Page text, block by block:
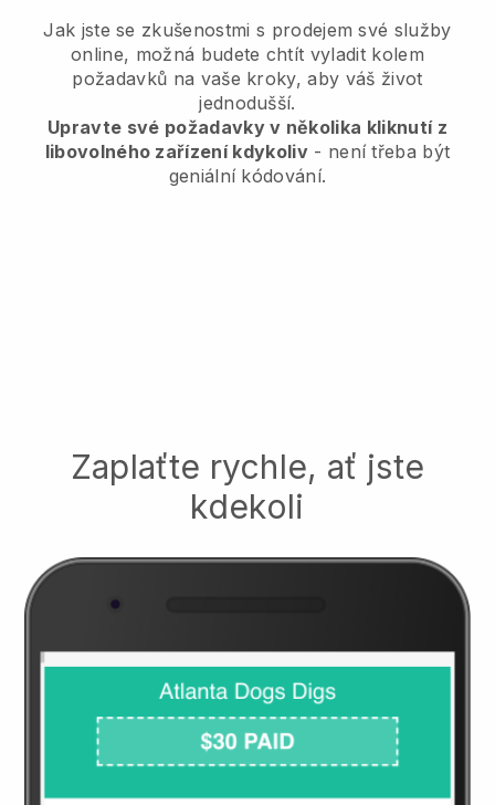
Jak jste se zkušenostmi s prodejem své služby
online, možná budete chtít vyladit kolem
požadavků na vaše kroky, aby váš život
jednodušší.
Upravte své požadavky v několika kliknutí z
libovolného zařízení kdykoliv- není třeba být
geniální kódování.
Zaplaťte rychle, ať jste
kdekoli